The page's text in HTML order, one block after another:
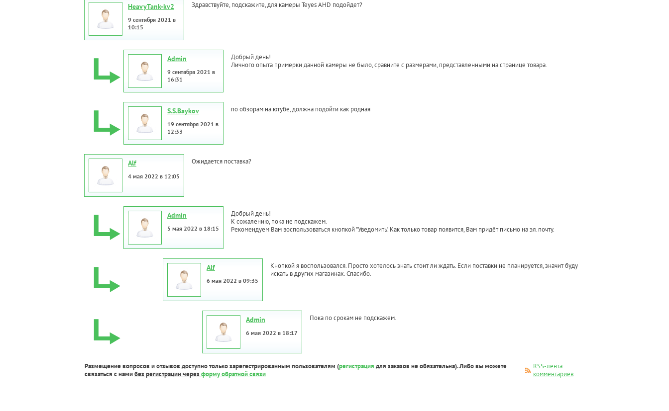
HeavyTank-kv2
9 сентября 2021 в
10:15
Здравствуйте, подскажите, для камеры Teyes AHD подойдет?
Admin
9 сентября 2021 в
16:31
Добрый день!
Личного опыта примерки данной камеры не было, сравните с размерами, представленными на странице товара.
S.S.Baykov
19 сентября 2021 в
12:33
по обзорам на ютубе, должна подойти как родная
Alf
4 мая 2022 в 12:05
Ожидается поставка?
Admin
5 мая 2022 в 18:15
Добрый день!
К сожалению, пока не подскажем.
Рекомендуем Вам воспользоваться кнопкой "Уведомить". Как только товар появится, Вам придёт письмо на эл.почту.
Alf
6 мая 2022 в 09:35
Кнопкой я воспользовался. Просто хотелось знать стоит ли ждать. Если поставки не планируется, значит буду
искать в других магазинах. Спасибо.
Admin
6 мая 2022 в 18:17
Пока по срокам не подскажем.
Размещение вопросов и отзывов доступно только зарегестрированным пользователям (регистрация для заказов не обязательна). Либо вы можете
связаться с намибез регистрации через форму обратной связи
RSS-лента
комментариев